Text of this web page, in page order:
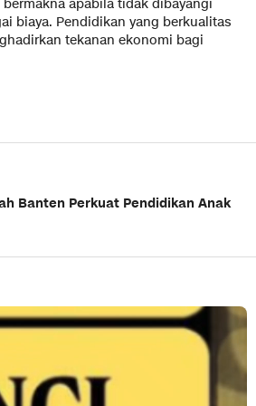
apabila tidak dibayangi
biaya. Pendidikan yang berkualitas
tekanan ekonomi bagi
Banten Perkuat Pendidikan Anak